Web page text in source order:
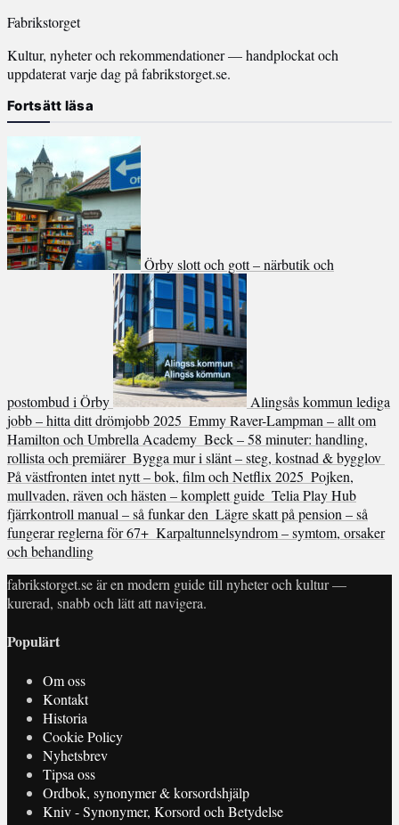
Fabrikstorget
Kultur, nyheter och rekommendationer — handplockat och
uppdaterat varje dag på fabrikstorget.se.
Fortsätt läsa
Örby slott och gott – närbutik och
postombud i Örby
Alingsås kommun lediga
jobb – hitta ditt drömjobb 2025 Emmy Raver-Lampman – allt om
Hamilton och Umbrella Academy Beck – 58 minuter: handling,
rollista och premiärer Bygga mur i slänt – steg, kostnad & bygglov
På västfronten intet nytt – bok, film och Netflix 2025 Pojken,
mullvaden, räven och hästen – komplett guide Telia Play Hub
fjärrkontroll manual – så funkar den Lägre skatt på pension – så
fungerar reglerna för 67+ Karpaltunnelsyndrom – symtom, orsaker
och behandling
fabrikstorget.se är en modern guide till nyheter och kultur —
kurerad, snabb och lätt att navigera.
Populärt
Om oss
Kontakt
Historia
Cookie Policy
Nyhetsbrev
Tipsa oss
Ordbok, synonymer & korsordshjälp
Kniv - Synonymer, Korsord och Betydelse